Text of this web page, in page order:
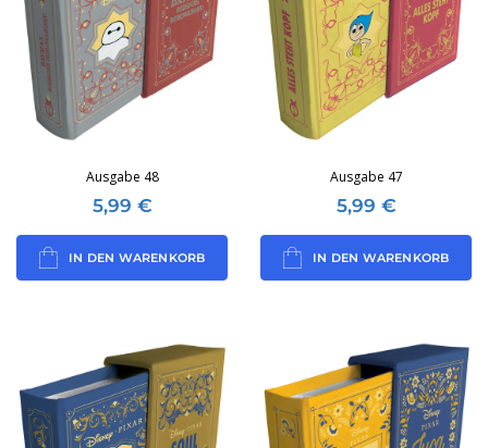
Ausgabe 48
5,99 €
IN DEN WARENKORB
Ausgabe 47
5,99 €
IN DEN WARENKORB